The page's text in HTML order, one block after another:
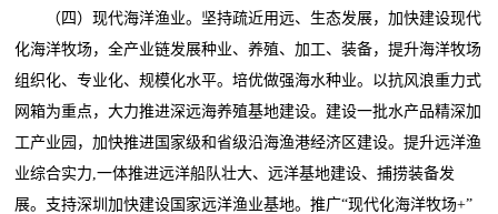
（四）现代海洋渔业。坚持疏近用远、生态发展，加快建设现代
化海洋牧场，全产业链发展种业、养殖、加工、装备，提升海洋牧场
组织化、专业化、规模化水平。培优做强海水种业。以抗风浪重力式
网箱为重点，大力推进深远海养殖基地建设。建设一批水产品精深加
工产业园，加快推进国家级和省级沿海渔港经济区建设。提升远洋渔
业综合实力,一体推进远洋船队壮大、远洋基地建设、捕捞装备发
展。支持深圳加快建设国家远洋渔业基地。推广“现代化海洋牧场+”